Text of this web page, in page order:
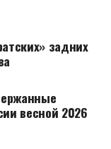
задних
весной 2026